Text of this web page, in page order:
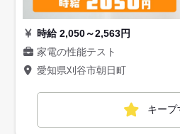
時給 2,050～2,563円
家電の性能テスト
愛知県刈谷市朝日町
キープ